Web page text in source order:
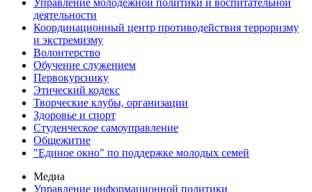
Управление молодежной политики и воспитательной
деятельности
Координационный центр противодействия терроризму
и экстремизму
Волонтерство
Обучение служением
Первокурснику
Этический кодекс
Творческие клубы, организации
Здоровье и спорт
Студенческое самоуправление
Общежитие
"Единое окно" по поддержке молодых семей
Медиа
Управление информационной политики